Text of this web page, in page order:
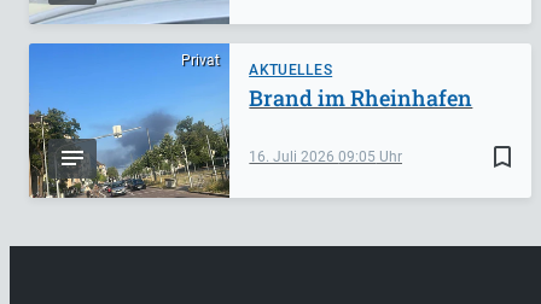
Privat
AKTUELLES
bookmark_border
16. Juli 202609:05
Brand im Rheinhafen